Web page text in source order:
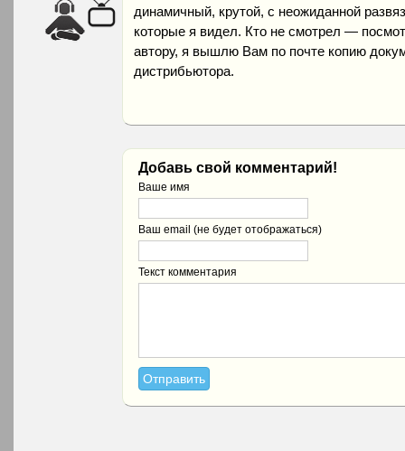
динамичный, крутой, с неожиданной
которые я видел. Кто не смотрел —
автору, я вышлю Вам по почте копию
дистрибьютора.
Добавь свой комментарий!
Ваше имя
Ваш email (не будет отображаться)
Текст комментария